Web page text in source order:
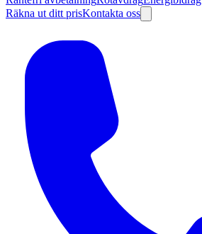
Räkna ut ditt prisKontakta oss